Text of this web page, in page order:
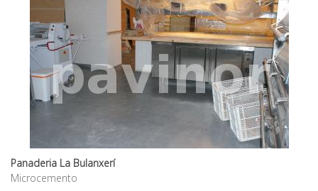
Panaderia La Bulanxerí
Microcemento